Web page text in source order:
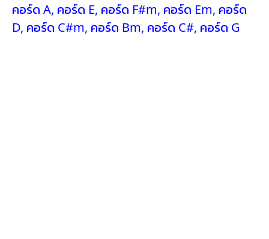
คอร์ด A, คอร์ด E, คอร์ด F#m, คอร์ด Em, คอร์ด
D, คอร์ด C#m, คอร์ด Bm, คอร์ด C#, คอร์ด G